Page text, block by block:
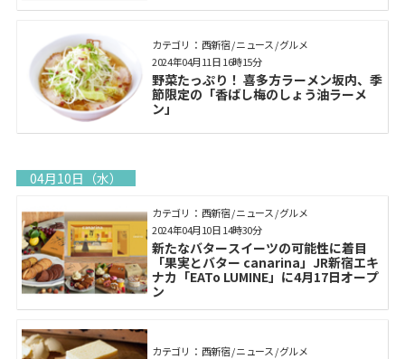
カテゴリ： 西新宿 / ニュース / グルメ
野菜たっぷり！ 喜多方ラーメン坂内、季
節限定の「香ばし梅のしょう油ラーメ
ン」
2024年04月11日 16時15分
04月10日（水）
カテゴリ： 西新宿 / ニュース / グルメ
新たなバタースイーツの可能性に着目
「果実とバター canarina」JR新宿エキ
ナカ「EATo LUMINE」に4月17日オープ
ン
2024年04月10日 14時30分
カテゴリ： 西新宿 / ニュース / グルメ